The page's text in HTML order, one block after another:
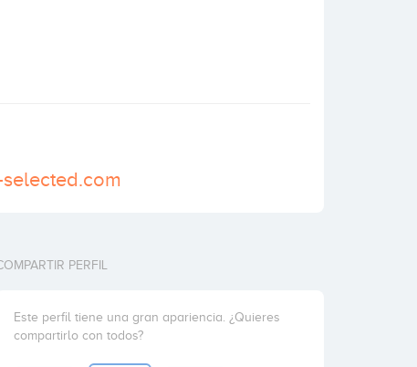
PERFIL
Este perfil tiene una gran apariencia. ¿Quieres
compartirlo con todos?